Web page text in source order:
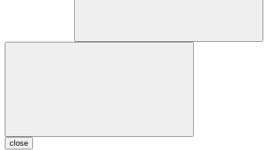
close